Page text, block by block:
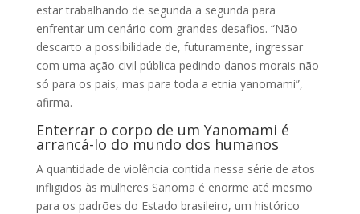
estar trabalhando de segunda a segunda para
enfrentar um cenário com grandes desafios. “Não
descarto a possibilidade de, futuramente, ingressar
com uma ação civil pública pedindo danos morais não
só para os pais, mas para toda a etnia yanomami”,
afirma.
Enterrar o corpo de um Yanomami é
arrancá-lo do mundo dos humanos
A quantidade de violência contida nessa série de atos
infligidos às mulheres Sanöma é enorme até mesmo
para os padrões do Estado brasileiro, um histórico